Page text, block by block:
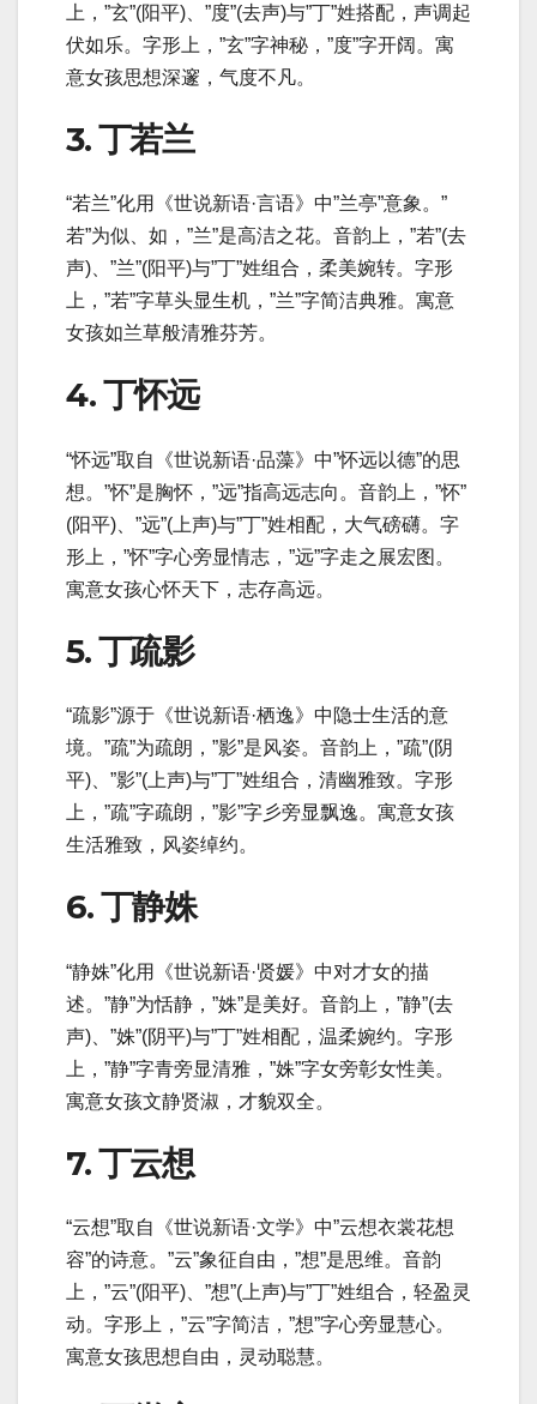
上，”玄”(阳平)、”度”(去声)与”丁”姓搭配，声调起
伏如乐。字形上，”玄”字神秘，”度”字开阔。寓
意女孩思想深邃，气度不凡。
3. 丁若兰
“若兰”化用《世说新语·言语》中”兰亭”意象。”
若”为似、如，”兰”是高洁之花。音韵上，”若”(去
声)、”兰”(阳平)与”丁”姓组合，柔美婉转。字形
上，”若”字草头显生机，”兰”字简洁典雅。寓意
女孩如兰草般清雅芬芳。
4. 丁怀远
“怀远”取自《世说新语·品藻》中”怀远以德”的思
想。”怀”是胸怀，”远”指高远志向。音韵上，”怀”
(阳平)、”远”(上声)与”丁”姓相配，大气磅礴。字
形上，”怀”字心旁显情志，”远”字走之展宏图。
寓意女孩心怀天下，志存高远。
5. 丁疏影
“疏影”源于《世说新语·栖逸》中隐士生活的意
境。”疏”为疏朗，”影”是风姿。音韵上，”疏”(阴
平)、”影”(上声)与”丁”姓组合，清幽雅致。字形
上，”疏”字疏朗，”影”字彡旁显飘逸。寓意女孩
生活雅致，风姿绰约。
6. 丁静姝
“静姝”化用《世说新语·贤媛》中对才女的描
述。”静”为恬静，”姝”是美好。音韵上，”静”(去
声)、”姝”(阴平)与”丁”姓相配，温柔婉约。字形
上，”静”字青旁显清雅，”姝”字女旁彰女性美。
寓意女孩文静贤淑，才貌双全。
7. 丁云想
“云想”取自《世说新语·文学》中”云想衣裳花想
容”的诗意。”云”象征自由，”想”是思维。音韵
上，”云”(阳平)、”想”(上声)与”丁”姓组合，轻盈灵
动。字形上，”云”字简洁，”想”字心旁显慧心。
寓意女孩思想自由，灵动聪慧。